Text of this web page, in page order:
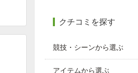
クチコミを探す
競技・シーンから選ぶ
アイテムから選ぶ